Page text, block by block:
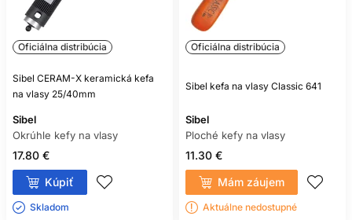
Oficiálna distribúcia
Sibel CERAM-X keramická kefa
na vlasy 25/40mm
Sibel
Okrúhle kefy na vlasy
17.80 €
Kúpiť
Skladom ㅤ
Oficiálna distribúcia
Sibel kefa na vlasy Classic 641
Sibel
Ploché kefy na vlasy
11.30 €
Mám záujem
Aktuálne nedostupné